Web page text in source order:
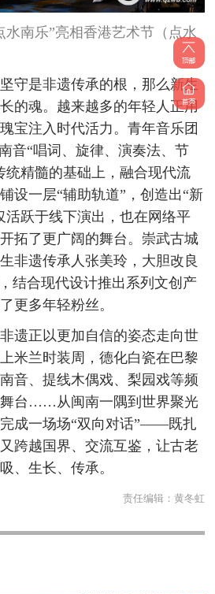
水南乐”亮相香港艺术节（点水
守是非遗传承的根，那么新生
的魂。越来越多的年轻人正用
宝注入时代活力。青年音乐团
音“唱词、旋律、演奏法、节
统精髓的基础上，融合现代流
设一层“辅助轨道”，创造出“新
活跃于线下演出，也在网络平
拓了更广阔的舞台。崇武古城
非遗传承人张美玲，大胆改良
结合现代设计推出系列文创产
更多年轻粉丝。
遗正以更加自信的姿态走向世
米兰时装周，德化白瓷在巴黎
音、提线木偶戏、梨园戏等频
台……从闽南一隅到世界聚光
成一场场“双向对话”——既扎
跨越国界、交流互鉴，让古老
、生长、传承。
责任编辑： 黄冬虹